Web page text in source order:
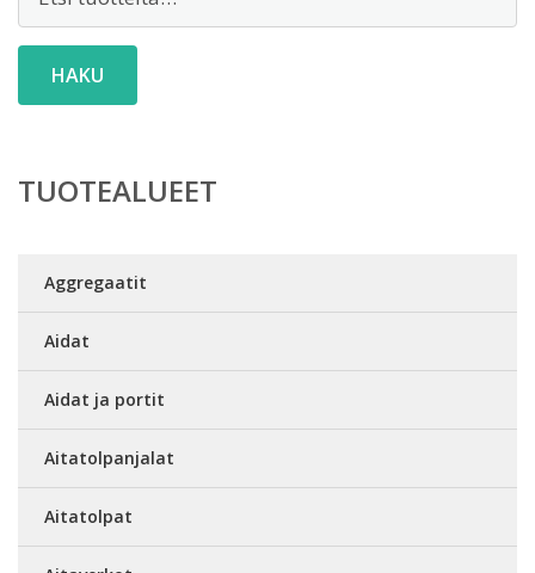
HAKU
TUOTEALUEET
Aggregaatit
Aidat
Aidat ja portit
Aitatolpanjalat
Aitatolpat